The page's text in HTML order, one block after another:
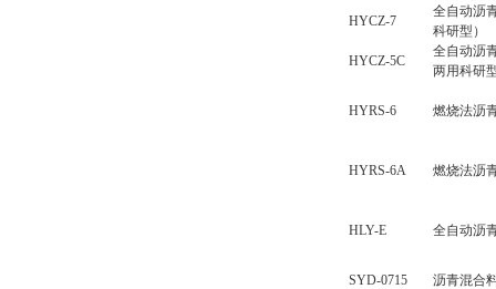
HYCZ-7
全自动沥
科研型）
HYCZ-5C
全自动沥
两用科研
HYRS-6 燃烧法沥
HYRS-6A 燃烧法沥
HLY-E 全自动沥
SYD-0715 沥青混合